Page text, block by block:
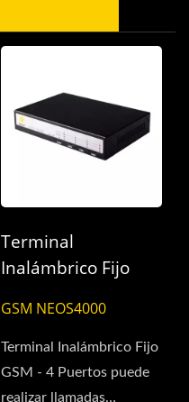
Terminal
Inalámbrico Fijo
GSM NEOS4000
Terminal Inalámbrico Fijo
GSM - 4 Puertos puede
realizar llamadas